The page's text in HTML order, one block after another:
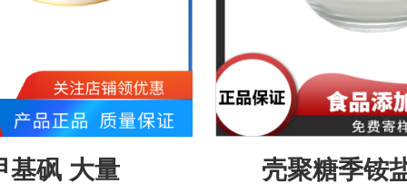
基砜 大量 壳聚糖季铵